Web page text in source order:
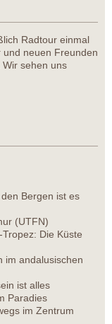
Radtour einmal
und neuen Freunden
sehen uns
Bergen ist es
(UTFN)
Die Küste
im andalusischen
ist alles
Paradies
im Zentrum